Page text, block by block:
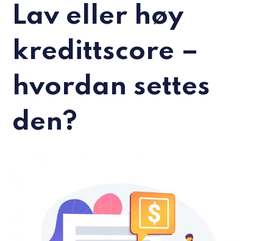
Lav eller høy
kredittscore –
hvordan settes
den?